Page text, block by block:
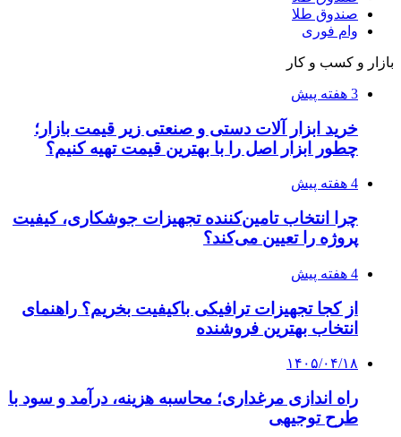
راهنمای جامع خرید تجهیزات اندازه گیری؛ چطور
دقیق‌ترین ابزارها را آنلاین بخریم؟
۱۴۰۵/۰۴/۰۹
آربی نوا؛ راهکار هوشمند برای شناسایی
فرصت‌های آربیتراژ ارز دیجیتال
۱۴۰۵/۰۴/۰۶
محبوب شده است؟
۱۴۰۵/۰۳/۳۱
که نباید نادیده بگیرید
۱۴۰۵/۰۳/۲۸
چرا بسیاری از کسب‌وکارها بدون ثبت شرکت
نمی‌توانند با سازمان‌ها و شرکت‌های بزرگ همکاری
کنند؟